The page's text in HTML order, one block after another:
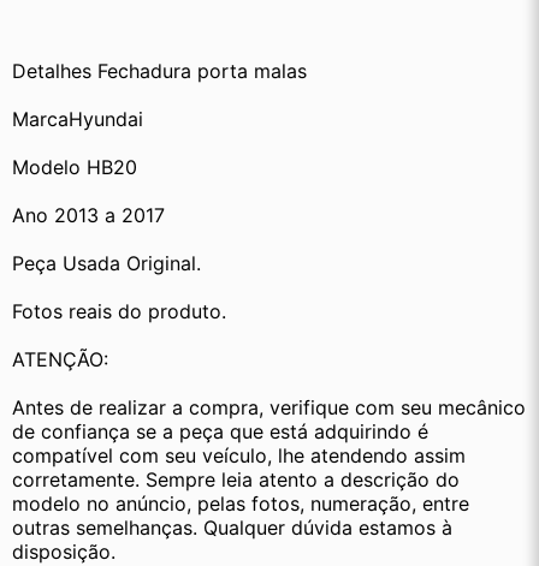
Detalhes Fechadura porta malas
MarcaHyundai
Modelo HB20
Ano 2013 a 2017
Peça Usada Original.
Fotos reais do produto.
ATENÇÃO:
Antes de realizar a compra, verifique com seu mecânico
de confiança se a peça que está adquirindo é
compatível com seu veículo, lhe atendendo assim
corretamente. Sempre leia atento a descrição do
modelo no anúncio, pelas fotos, numeração, entre
outras semelhanças. Qualquer dúvida estamos à
disposição.